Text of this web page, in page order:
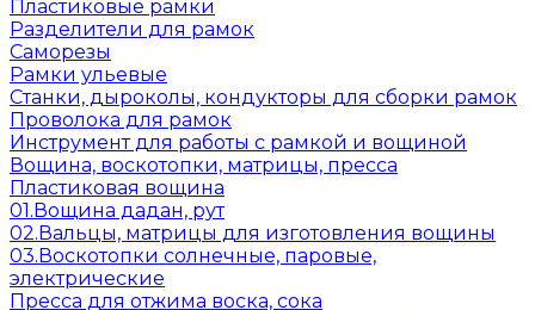
Пластиковые рамки
Разделители для рамок
Саморезы
Рамки ульевые
Станки, дыроколы, кондукторы для сборки рамок
Проволока для рамок
Инструмент для работы с рамкой и вощиной
Вощина, воскотопки, матрицы, пресса
Пластиковая вощина
01.Вощина дадан, рут
02.Вальцы, матрицы для изготовления вощины
03.Воскотопки солнечные, паровые,
электрические
Пресса для отжима воска, сока